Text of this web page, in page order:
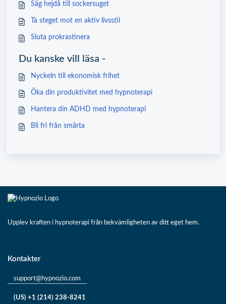
Säg hejdå till sockersuget
Ta steget mot en aktiv livsstil
Sluta prokrastinera
Du kanske vill läsa -
Nyckeln till ekonomisk frihet
Öka din produktivitet med hypnoterapi
Hantera din ADHD med hypnoterapi
Bli fri från smärta
Upplev kraften i hypnoterapi från bekvämligheten av ditt eget hem.
Kontakter
support@hypnozio.com
(US) +1 (214) 238-8241